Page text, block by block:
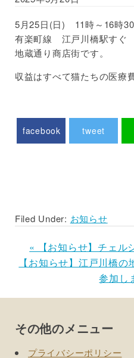
5月25日(日) 11時～16時30
有楽町線 江戸川橋駅すぐ
地蔵通り商店街です。
収益はすべて猫たちの医療
facebook tweet
Filed Under: お知らせ
Previous
Post:
« 【お知らせ】チェル
Next
【お知らせ】江戸川橋
参加し
Footer
その他のメニュー
プライバシーポリシー